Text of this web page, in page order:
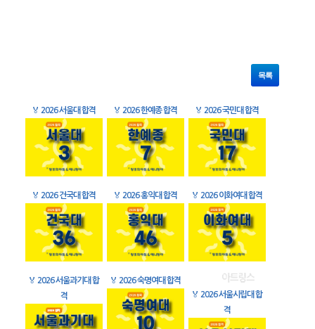
목록
🏅 2026 서울대 합격 🏅 2026 한예종 합격 🏅 2026 국민대 합격
🏅 2026 건국대 합격 🏅 2026 홍익대 합격 🏅 2026 이화여대 합격
🏅 2026 서울과기대 합
격
🏅 2026 숙명여대 합격
🏅 2026 서울시립대 합
격